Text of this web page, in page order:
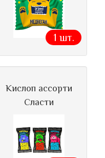
1 шт.
Кислоп ассорти
Сласти